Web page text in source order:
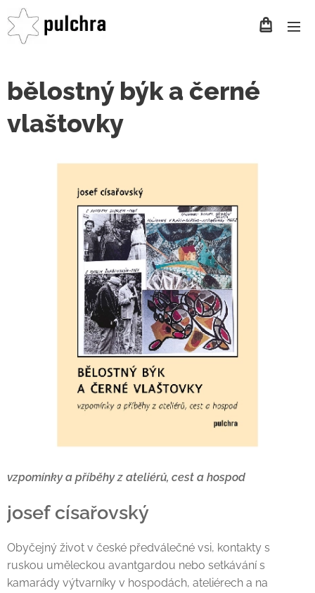
bělostný býk a černé
vlaštovky
vzpomínky a příběhy z ateliérů, cest a hospod
josef císařovský
Obyčejný život v české předválečné vsi, kontakty s
ruskou uměleckou avantgardou nebo setkávání s
kamarády výtvarníky v hospodách, ateliérech a na